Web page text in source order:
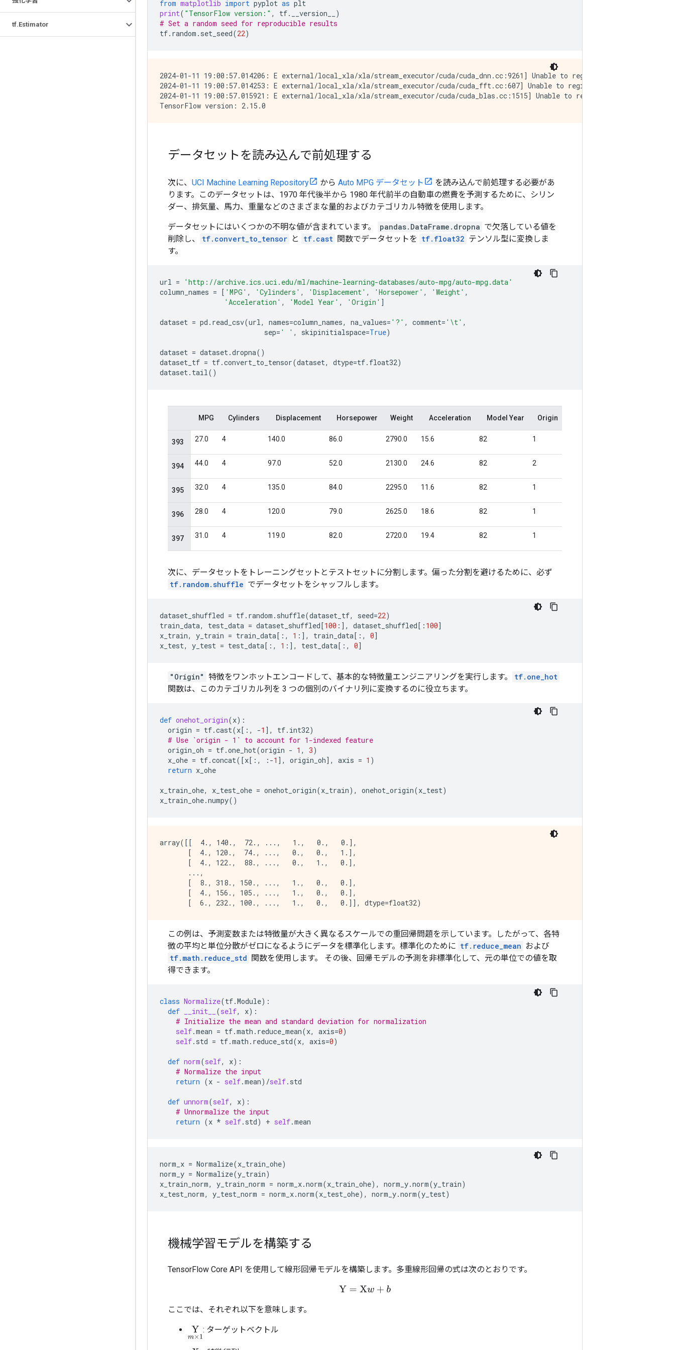
tf.Estimator
from matplotlib import pyplot as plt
print( "TensorFlow version:" , tf. __version__
)
# Set a random seed for reproducible results
tf. random . set_seed(22)
2024-01-11 19:00:57.014206: E external/local_xla/xla/stream_executor/cuda/cuda_dnn.cc:9261] Unable to register cuDNN
2024-01-11 19:00:57.014253: E external/local_xla/xla/stream_executor/cuda/cuda_fft.cc:607] Unable to register cuFFT factory:
2024-01-11 19:00:57.015921: E external/local_xla/xla/stream_executor/cuda/cuda_blas.cc:1515] Unable to register cuBLAS
データセットを読み込んで前処理する
次に、 UCI Machine Learning Repository から Auto MPG データセット
を読み込んで前処理する必要があ
ります。このデータセットは、1970 年代後半から 1980 年代前半の自動車の燃費を予測するために、シリン
ダー、排気量、馬力、重量などのさまざまな量的およびカテゴリカル特徴を使用します。
データセットにはいくつかの不明な値が含まれています。 pandas.DataFrame.dropna で欠落している値を
削除し、
tf.convert_to_tensor と tf.cast 関数でデータセットを tf.float32 テンソル型に変換しま
す。
url =
'http://archive.ics.uci.edu/ml/machine-learning-databases/auto-mpg/auto-mpg.data'
column_names = [ 'MPG' , 'Cylinders' , 'Displacement' , 'Horsepower' , 'Weight' ,
'Acceleration' , 'Model Year' , 'Origin' ]
dataset = pd . read_csv(url, names=column_names, na_values= '?' , comment= ' \t' ,
sep= ' ' , skipinitialspace=True)
dataset = dataset.dropna()
dataset_tf = tf.convert_to_tensor(dataset, dtype=tf. float32)
dataset. tail()
次に、データセットをトレーニングセットとテストセットに分割します。偏った分割を避けるために、必ず
tf.random.shuffle でデータセットをシャッフルします。
dataset_shuffled = tf. random . shuffle(dataset_tf, seed=22)
train_data, test_data = dataset_shuffled[100 :], dataset_shuffled[: 100]
x_train, y_train = train_data[:, 1 :], train_data[:, 0]
x_test, y_test = test_data[:, 1 :], test_data[:, 0]
"Origin" 特徴をワンホットエンコードして、基本的な特徴量エンジニアリングを実行します。
tf.one_hot
関数は、このカテゴリカル列を 3 つの個別のバイナリ列に変換するのに役立ちます。
def onehot_origin(x):
origin = tf.cast(x[:, -1 ], tf. int32)
# Use `origin - 1` to account for 1-indexed feature
origin_oh = tf.one_hot(origin - 1 , 3)
x_ohe = tf.concat([x[:, : -1 ], origin_oh], axis = 1 )
return x_ohe
x_train_ohe, x_test_ohe = onehot_origin(x_train), onehot_origin(x_test)
x_train_ohe.numpy()
array([[  4., 140.,  72., ...,   1.,   0.,   0.],
       [  4., 120.,  74., ...,   0.,   0.,   1.],
       [  4., 122.,  88., ...,   0.,   1.,   0.],
       ...,
       [  8., 318., 150., ...,   1.,   0.,   0.],
       [  4., 156., 105., ...,   1.,   0.,   0.],
この例は、予測変数または特徴量が大きく異なるスケールでの重回帰問題を示しています。したがって、各特
徴の平均と単位分散がゼロになるようにデータを標準化します。標準化のために tf.reduce_mean および
tf.math.reduce_std 関数を使用します。 その後、回帰モデルの予測を非標準化して、元の単位での値を取
得できます。
class Normalize(tf.Module):
def
__init__ (self, x):
# Initialize the mean and standard deviation for normalization
self.mean = tf.math . reduce_mean(x, axis=0)
self. std = tf.math . reduce_std(x, axis=0)
def norm(self, x):
# Normalize the input
return (x - self.mean) /self. std
def unnorm(self, x):
# Unnormalize the input
return (x * self. std) + self.mean
norm_x = Normalize(x_train_ohe)
norm_y = Normalize(y_train)
x_train_norm, y_train_norm = norm_x.norm(x_train_ohe), norm_y.norm(y_train)
x_test_norm, y_test_norm = norm_x.norm(x_test_ohe), norm_y.norm(y_test)
機械学習モデルを構築する
TensorFlow Core API を使用して線形回帰モデルを構築します。多重線形回帰の式は次のとおりです。
Y= Xw+ b
ここでは、それぞれ以下を意味します。
m ×1
: ターゲットベクトル